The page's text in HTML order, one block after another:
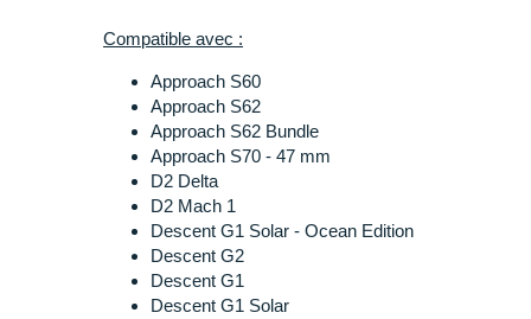
Compatible avec :
Approach S60
Approach S62
Approach S62 Bundle
Approach S70 - 47 mm
D2 Delta
D2 Mach 1
Descent G1 Solar - Ocean Edition
Descent G2
Descent G1
Descent G1 Solar